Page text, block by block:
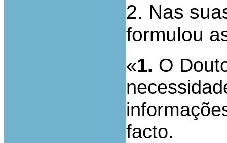
2. Nas
formulou
«1. O
facto.